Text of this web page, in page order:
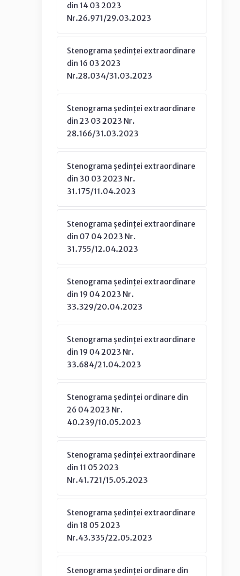
din 14 03 2023
Nr.26.971/29.03.2023
Stenograma ședinței extraordinare
din 16 03 2023
Nr.28.034/31.03.2023
Stenograma ședinței extraordinare
din 23 03 2023 Nr.
28.166/31.03.2023
Stenograma ședinței extraordinare
din 30 03 2023 Nr.
31.175/11.04.2023
Stenograma ședinței extraordinare
din 07 04 2023 Nr.
31.755/12.04.2023
Stenograma ședinței extraordinare
din 19 04 2023 Nr.
33.329/20.04.2023
Stenograma ședinței extraordinare
din 19 04 2023 Nr.
33.684/21.04.2023
Stenograma ședinței ordinare din
26 04 2023 Nr.
40.239/10.05.2023
Stenograma ședinței extraordinare
din 11 05 2023
Nr.41.721/15.05.2023
Stenograma ședinței extraordinare
din 18 05 2023
Nr.43.335/22.05.2023
Stenograma ședinței ordinare din